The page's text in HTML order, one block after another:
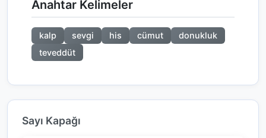
Anahtar Kelimeler
kalp sevgi his cümut
donukluk
teveddüt
Sayı Kapağı